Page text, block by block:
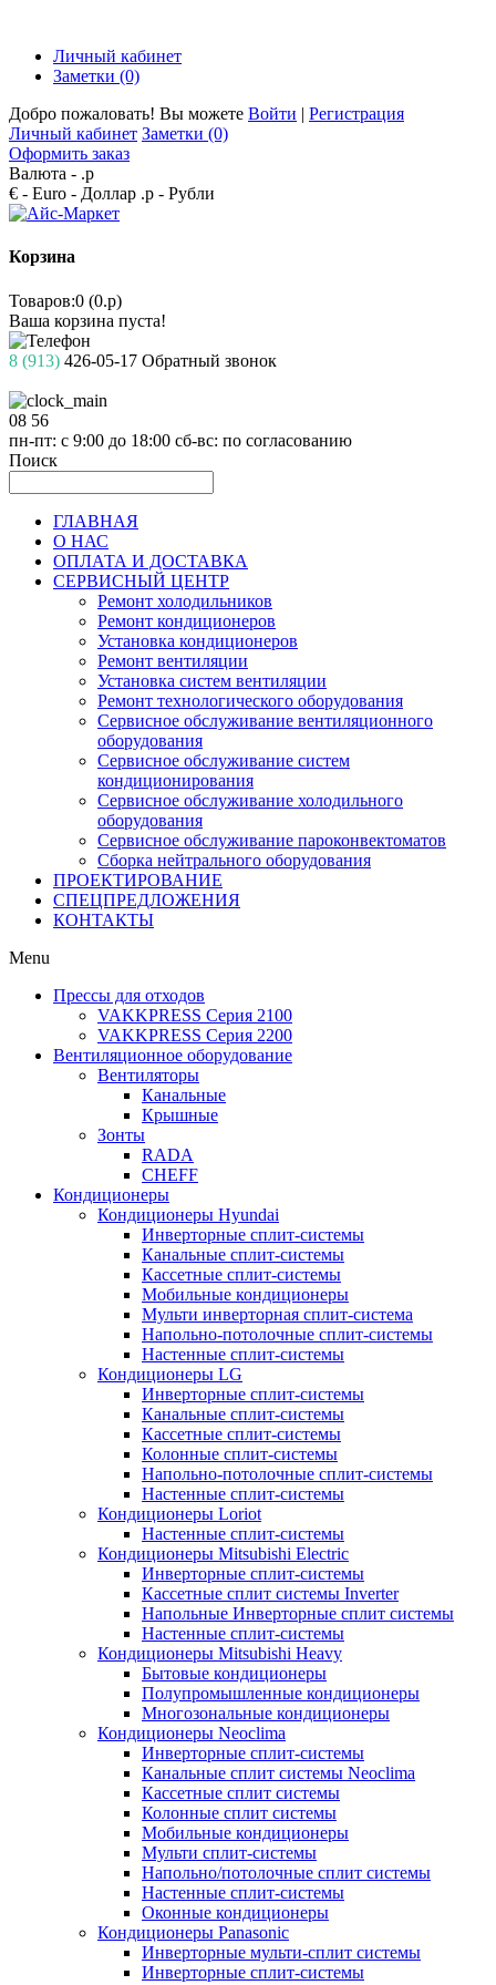
Личный кабинет
Заметки (0)
Добро пожаловать! Вы можете Войти | Регистрация
Личный кабинет Заметки (0)
Оформить заказ
Валюта - .р
€ - Euro - Доллар .р - Рубли
Корзина
Товаров:0 (0.р)
Ваша корзина пуста!
8 (913) 426-05-17 Обратный звонок
08 56
пн-пт: с 9:00 до 18:00 сб-вс: по согласованию
Поиск
ГЛАВНАЯ
О НАС
ОПЛАТА И ДОСТАВКА
СЕРВИСНЫЙ ЦЕНТР
Ремонт холодильников
Ремонт кондиционеров
Установка кондиционеров
Ремонт вентиляции
Установка систем вентиляции
Ремонт технологического оборудования
Cервисное обслуживание вентиляционного
оборудования
Cервисное обслуживание систем
кондиционирования
Cервисное обслуживание холодильного
оборудования
Сервисное обслуживание пароконвектоматов
Сборка нейтрального оборудования
ПРОЕКТИРОВАНИЕ
СПЕЦПРЕДЛОЖЕНИЯ
КОНТАКТЫ
Menu
Прессы для отходов
VAKKPRESS Серия 2100
VAKKPRESS Серия 2200
Вентиляционное оборудование
Вентиляторы
Канальные
Крышные
Зонты
RADA
CHEFF
Кондиционеры
Кондиционеры Hyundai
Инверторные сплит-системы
Канальные сплит-системы
Кассетные сплит-системы
Мобильные кондиционеры
Мульти инверторная сплит-система
Напольно-потолочные сплит-системы
Настенные сплит-системы
Кондиционеры LG
Инверторные сплит-системы
Канальные сплит-системы
Кассетные сплит-системы
Колонные сплит-системы
Напольно-потолочные сплит-системы
Настенные сплит-системы
Кондиционеры Loriot
Настенные сплит-системы
Кондиционеры Mitsubishi Electric
Инверторные сплит-системы
Кассетные сплит системы Inverter
Напольные Инверторные сплит системы
Настенные сплит-системы
Кондиционеры Mitsubishi Heavy
Бытовые кондиционеры
Полупромышленные кондиционеры
Многозональные кондиционеры
Кондиционеры Neoclima
Инверторные сплит-системы
Канальные сплит системы Neoclima
Кассетные сплит системы
Колонные сплит системы
Мобильные кондиционеры
Мульти сплит-системы
Напольно/потолочные сплит системы
Настенные сплит-системы
Оконные кондиционеры
Кондиционеры Panasonic
Инверторные мульти-сплит системы
Инверторные сплит-системы